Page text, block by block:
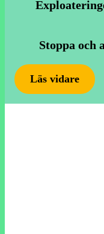
Stoppa och
Läs vidare